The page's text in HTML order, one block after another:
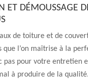
ET DÉMOUSSAGE
de toiture et de
que l’on maîtrise à la
pas pour votre entretien
à produire de la